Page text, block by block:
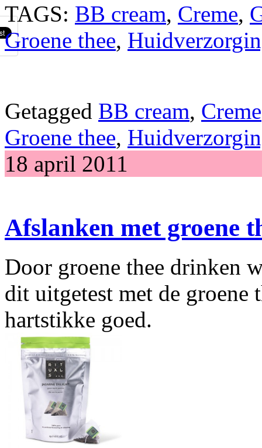
TAGS: BB cream, Creme,
Groene thee,
Getagged BB cream, Creme
Groene thee,
18 april 2011
Afslanken met groene
Door groene thee drinken
dit uitgetest met de groene
hartstikke goed.